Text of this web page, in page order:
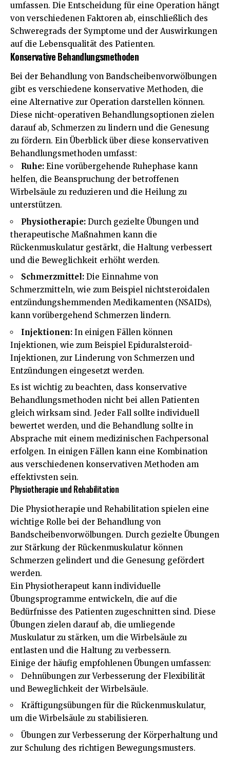
umfassen. Die Entscheidung für eine Operation hängt
von verschiedenen Faktoren ab, einschließlich des
Schweregrads der Symptome und der Auswirkungen
auf die Lebensqualität des Patienten.
Konservative Behandlungsmethoden
Bei der Behandlung von Bandscheibenvorwölbungen
gibt es verschiedene konservative Methoden, die
eine Alternative zur Operation darstellen können.
Diese nicht-operativen Behandlungsoptionen zielen
darauf ab, Schmerzen zu lindern und die Genesung
zu fördern. Ein Überblick über diese konservativen
Behandlungsmethoden umfasst:
Ruhe: Eine vorübergehende Ruhephase kann
helfen, die Beanspruchung der betroffenen
Wirbelsäule zu reduzieren und die Heilung zu
unterstützen.
Physiotherapie: Durch gezielte Übungen und
therapeutische Maßnahmen kann die
Rückenmuskulatur gestärkt, die Haltung verbessert
und die Beweglichkeit erhöht werden.
Schmerzmittel: Die Einnahme von
Schmerzmitteln, wie zum Beispiel nichtsteroidalen
entzündungshemmenden Medikamenten (NSAIDs),
kann vorübergehend Schmerzen lindern.
Injektionen: In einigen Fällen können
Injektionen, wie zum Beispiel Epiduralsteroid-
Injektionen, zur Linderung von Schmerzen und
Entzündungen eingesetzt werden.
Es ist wichtig zu beachten, dass konservative
Behandlungsmethoden nicht bei allen Patienten
gleich wirksam sind. Jeder Fall sollte individuell
bewertet werden, und die Behandlung sollte in
Absprache mit einem medizinischen Fachpersonal
erfolgen. In einigen Fällen kann eine Kombination
aus verschiedenen konservativen Methoden am
effektivsten sein.
Physiotherapie und Rehabilitation
Die Physiotherapie und Rehabilitation spielen eine
wichtige Rolle bei der Behandlung von
Bandscheibenvorwölbungen. Durch gezielte Übungen
zur Stärkung der Rückenmuskulatur können
Schmerzen gelindert und die Genesung gefördert
werden.
Ein Physiotherapeut kann individuelle
Übungsprogramme entwickeln, die auf die
Bedürfnisse des Patienten zugeschnitten sind. Diese
Übungen zielen darauf ab, die umliegende
Muskulatur zu stärken, um die Wirbelsäule zu
entlasten und die Haltung zu verbessern.
Einige der häufig empfohlenen Übungen umfassen:
Dehnübungen zur Verbesserung der Flexibilität
und Beweglichkeit der Wirbelsäule.
Kräftigungsübungen für die Rückenmuskulatur,
um die Wirbelsäule zu stabilisieren.
Übungen zur Verbesserung der Körperhaltung und
zur Schulung des richtigen Bewegungsmusters.